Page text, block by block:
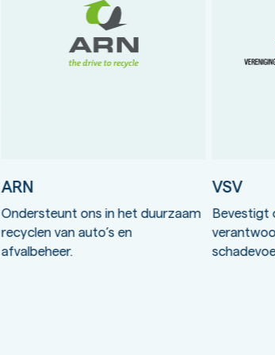
Ondersteunt ons in het duurzaam
recyclen van auto’s en
afvalbeheer.
ARN
Bevestigt
VSV